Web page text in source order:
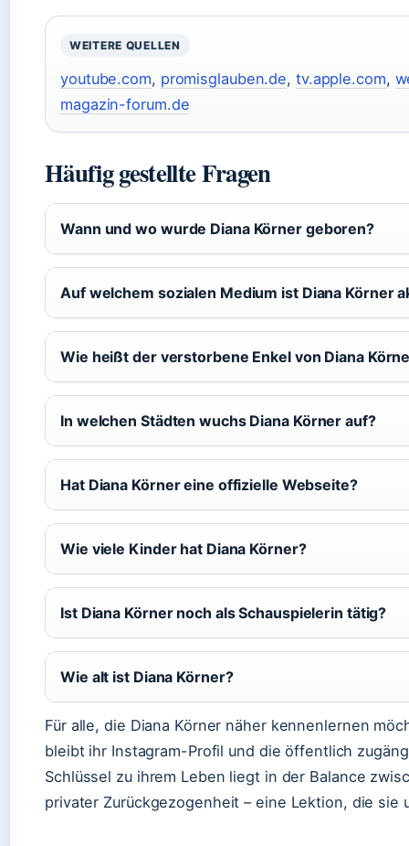
WEITERE QUELLEN
youtube.com, promisglauben.de, tv.apple.com,
magazin-forum.de
Häufig gestellte Fragen
Wann und wo wurde Diana Körner geboren?
Auf welchem sozialen Medium ist Diana Körner
Wie heißt der verstorbene Enkel von Diana
In welchen Städten wuchs Diana Körner auf?
Hat Diana Körner eine offizielle Webseite?
Wie viele Kinder hat Diana Körner?
Ist Diana Körner noch als Schauspielerin tätig?
Wie alt ist Diana Körner?
Für alle, die Diana Körner näher kennenlernen
bleibt ihr Instagram-Profil und die öffentlich
Schlüssel zu ihrem Leben liegt in der Balance
privater Zurückgezogenheit – eine Lektion, die sie